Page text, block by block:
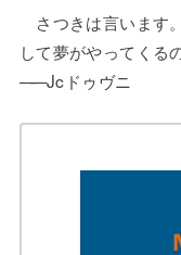
さつきは言います
して夢がやってくる
——Jcドゥヴニ